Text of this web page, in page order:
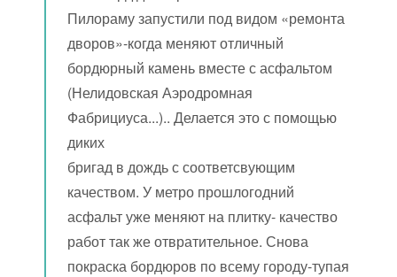
Пилораму запустили под видом «ремонта
дворов»-когда меняют отличный
бордюрный камень вместе с асфальтом
(Нелидовская Аэродромная
Фабрициуса...).. Делается это с помощью
диких
бригад в дождь с соответсвующим
качеством. У метро прошлогодний
асфальт уже меняют на плитку- качество
работ так же отвратительное. Снова
покраска бордюров по всему городу-тупая